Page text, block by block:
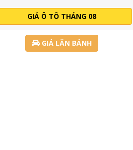
GIÁ Ô TÔ THÁNG 08
GIÁ LĂN BÁNH